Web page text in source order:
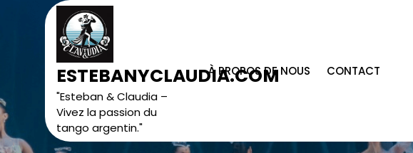
ESTEBANYCLAUDIA.COM
"Esteban & Claudia –
Vivez la passion du
tango argentin."
À PROPOS DE NOUS CONTACT